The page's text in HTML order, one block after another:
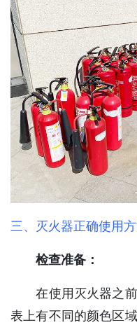
三、灭火器正确使用
检查准备：
在使用灭火器之前
表上有不同的颜色区